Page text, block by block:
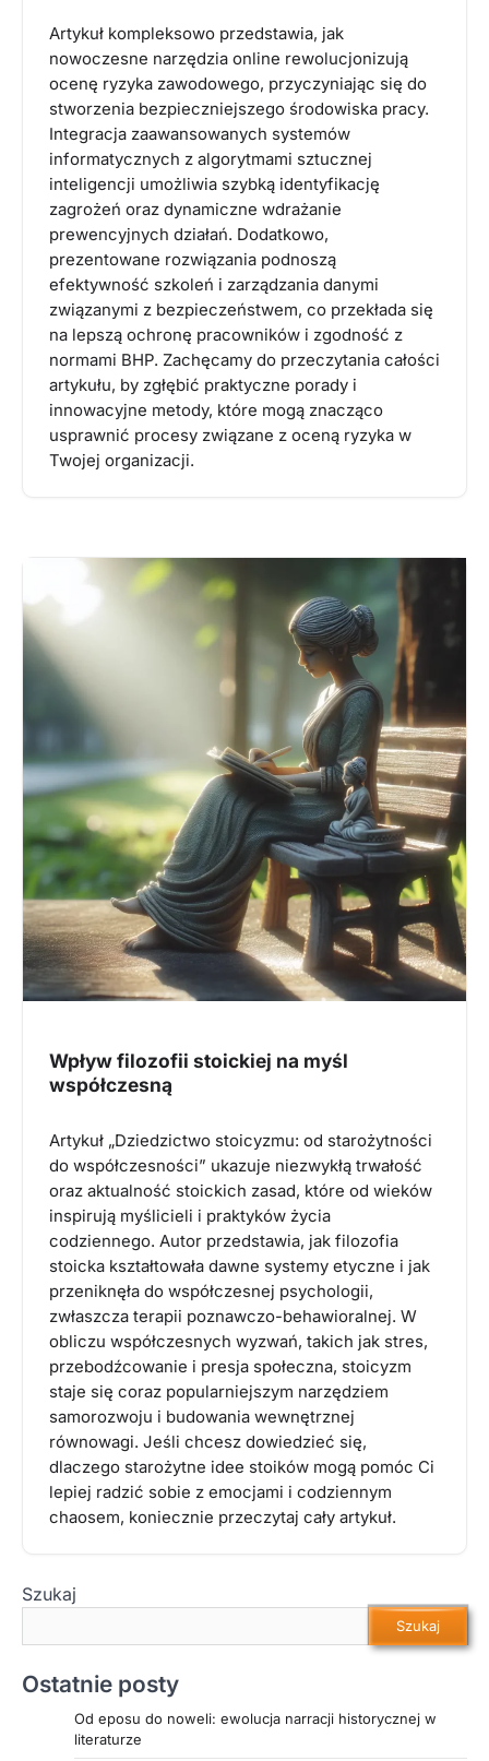
Artykuł kompleksowo przedstawia, jak
nowoczesne narzędzia online rewolucjonizują
ocenę ryzyka zawodowego, przyczyniając się do
stworzenia bezpieczniejszego środowiska pracy.
Integracja zaawansowanych systemów
informatycznych z algorytmami sztucznej
inteligencji umożliwia szybką identyfikację
zagrożeń oraz dynamiczne wdrażanie
prewencyjnych działań. Dodatkowo,
prezentowane rozwiązania podnoszą
efektywność szkoleń i zarządzania danymi
związanymi z bezpieczeństwem, co przekłada się
na lepszą ochronę pracowników i zgodność z
normami BHP. Zachęcamy do przeczytania całości
artykułu, by zgłębić praktyczne porady i
innowacyjne metody, które mogą znacząco
usprawnić procesy związane z oceną ryzyka w
Twojej organizacji.
Wpływ filozofii stoickiej na myśl
współczesną
Artykuł „Dziedzictwo stoicyzmu: od starożytności
do współczesności” ukazuje niezwykłą trwałość
oraz aktualność stoickich zasad, które od wieków
inspirują myślicieli i praktyków życia
codziennego. Autor przedstawia, jak filozofia
stoicka kształtowała dawne systemy etyczne i jak
przeniknęła do współczesnej psychologii,
zwłaszcza terapii poznawczo-behawioralnej. W
obliczu współczesnych wyzwań, takich jak stres,
przebodźcowanie i presja społeczna, stoicyzm
staje się coraz popularniejszym narzędziem
samorozwoju i budowania wewnętrznej
równowagi. Jeśli chcesz dowiedzieć się,
dlaczego starożytne idee stoików mogą pomóc Ci
lepiej radzić sobie z emocjami i codziennym
chaosem, koniecznie przeczytaj cały artykuł.
Szukaj
Szukaj
Ostatnie posty
Od eposu do noweli: ewolucja narracji historycznej w
literaturze